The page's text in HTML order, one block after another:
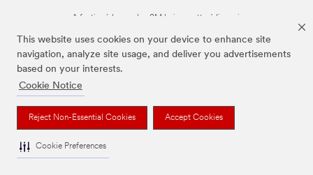
This website uses cookies on your device to enhance site
navigation, analyze site usage, and deliver you advertisements
based on your interests.
Cookie Notice
Reject Non-Essential Cookies Accept Cookies
Cookie Preferences
A fenti márkanevek a 3M bejegyzett védjegyei.